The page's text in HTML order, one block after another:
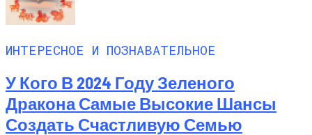
ИНТЕРЕСНОЕ И ПОЗНАВАТЕЛЬНОЕ
У Кого В 2024 Году Зеленого
Дракона Самые Высокие Шансы
Создать Счастливую Семью